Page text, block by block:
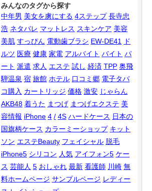
みんなのタグから探す
中年男 美女を虜にする 4ステップ 長寺忠
浩 ネタバレ マットレス スキンケア 美容
美肌 すっぴん 電動歯ブラシ EW-DE41 ド
ルツ 医療 健康 家電 アルバイト バイト パ
ート 派遣 求人 エステ 試し 経済 TPP 奥飛
騨温泉 宿 旅館 ホテル 口コミ郷 電子タバ
コ購入 カートリッジ 価格 激安 じゃらん
AKB48 着うた まつげ まつげエクステ 美
容情報 iPhone 4 / 4S ハードケース 日本の
国旗柄ケース カラーミーショップ キット
ソン エステBeauty フェイシャル 脱毛
iPhone5 シリコン 人気 アイフォン5 ケー
ス 芸能人 5 おしゃれ 最新 看護師 川崎 無
料ホームページ サンプルページ レディー